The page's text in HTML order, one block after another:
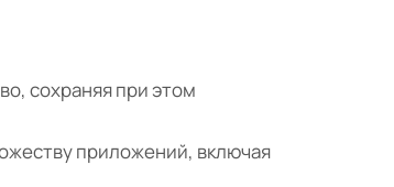
сохраняя при этом
приложений, включая